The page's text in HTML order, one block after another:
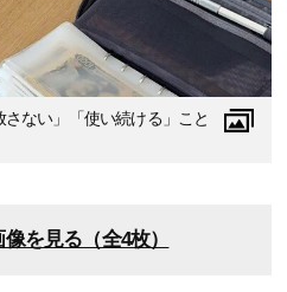
ない」「使い続ける」こと
を見る（全4枚）